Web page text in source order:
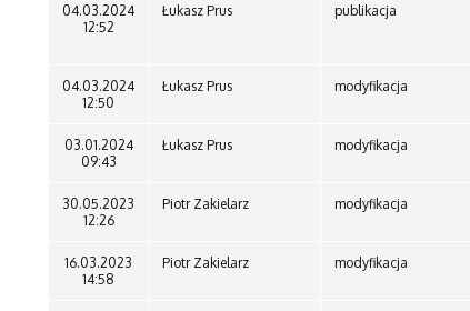
04.03.2024
12:52
Łukasz Prus publikacja
04.03.2024
12:50
Łukasz Prus modyfikacja
03.01.2024
09:43
Łukasz Prus modyfikacja
30.05.2023
12:26
Piotr Zakielarz modyfikacja
16.03.2023
14:58
Piotr Zakielarz modyfikacja